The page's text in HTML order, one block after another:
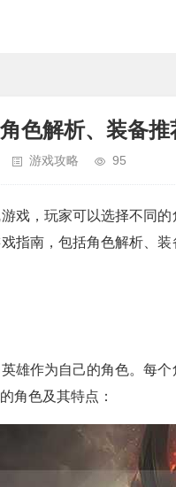
色解析、装备
游戏攻略 95
戏，玩家可以选择不同
指南，包括角色解析、
雄作为自己的角色。每
角色及其特点：